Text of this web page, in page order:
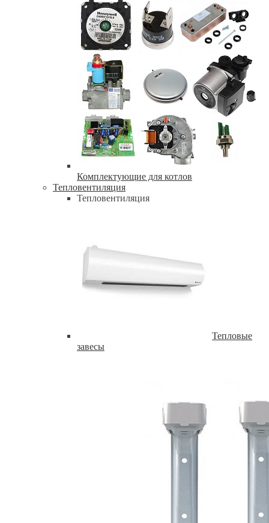
Комплектующие для котлов
Тепловентиляция
Тепловентиляция
Тепловые
завесы